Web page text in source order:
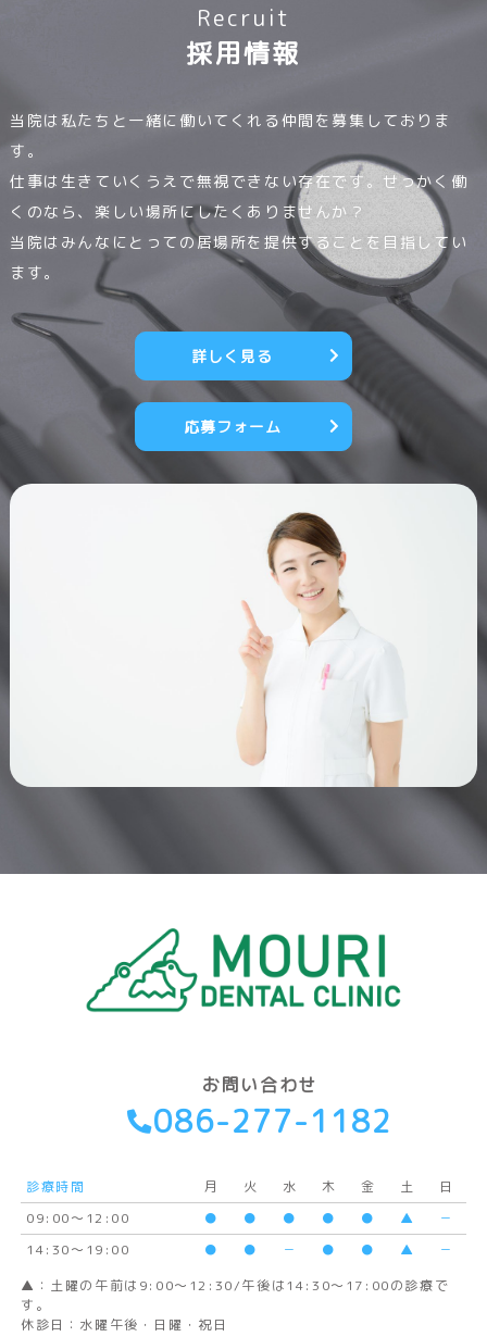
Recruit
採用情報
当院は私たちと一緒に働いてくれる仲間を募集しておりま
す。
仕事は生きていくうえで無視できない存在です。せっかく働
くのなら、楽しい場所にしたくありませんか？
当院はみんなにとっての居場所を提供することを目指してい
ます。
詳しく見る
応募フォーム
お問い合わせ
086-277-1182
診療時間 月 火 水 木 金 土
日
09:00〜12:00
● ● ● ● ● ▲
－
14:30～19:00
● ● － ● ● ▲
－
▲：土曜の午前は9:00～12:30/午後は14:30～17:00の診療で
す。
休診日：水曜午後・日曜・祝日